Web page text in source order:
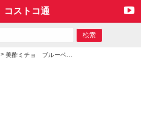
コストコ通
> 美酢ミチョ ブルーベリー酢